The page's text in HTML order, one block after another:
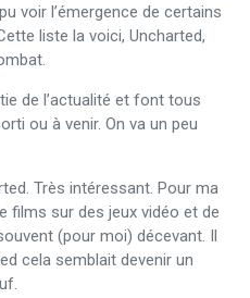
voir l’émergence de certains
liste la voici, Uncharted,
de l’actualité et font tous
ou à venir. On va un peu
Très intéressant. Pour ma
films sur des jeux vidéo et de
(pour moi) décevant. Il
cela semblait devenir un